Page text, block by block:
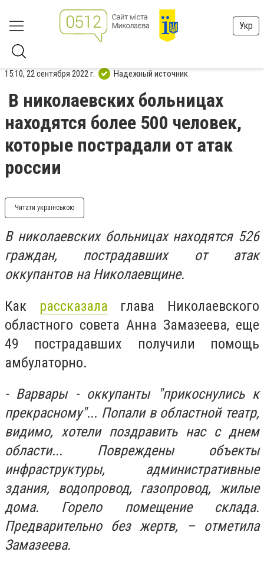
Укр
15:10, 22 сентября 2022 г. Надежный источник
В николаевских больницах
находятся более 500 человек,
которые пострадали от атак
россии
Читати українською
В николаевских больницах находятся 526
граждан, пострадавших от атак
оккупантов на Николаевщине.
Как рассказала глава Николаевского
областного совета Анна Замазеева, еще
49 пострадавших получили помощь
амбулаторно.
- Варвары - оккупанты "прикоснулись к
прекрасному"... Попали в областной театр,
видимо, хотели поздравить нас с днем
области... Повреждены объекты
инфраструктуры, административные
здания, водопровод, газопровод, жилые
дома. Горело помещение склада.
Предварительно без жертв, – отметила
Замазеева.